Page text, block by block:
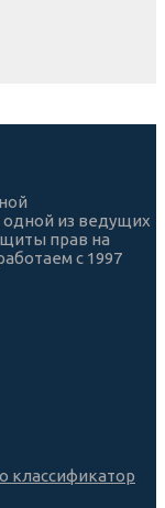
одной из ведущих
прав на
с 1997
классификатор